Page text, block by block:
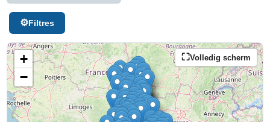
Filtres
Volledig scherm
+
−